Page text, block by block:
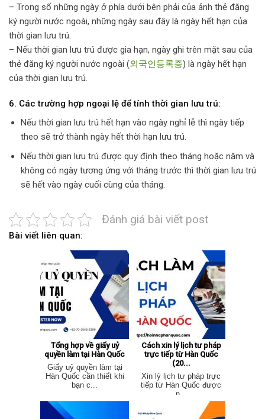
– Trong số những ngày ở phía dưới bên phải của ảnh thẻ đăng
ký người nước ngoài, những ngày sau đây là ngày hết hạn của
thời gian lưu trú.
– Nếu thời gian lưu trú được gia hạn, ngày ghi trên mặt sau của
thẻ đăng ký người nước ngoài (외국인등록증) là ngày hết hạn
của thời gian lưu trú.
6. Các trường hợp ngoại lệ để tính thời gian lưu trú:
Nếu thời gian lưu trú hết hạn vào ngày nghỉ lễ thì ngày tiếp
theo sẽ trở thành ngày hết thời hạn lưu trú.
Nếu thời gian lưu trú được quy định theo tháng hoặc năm và
không có ngày tương ứng với tháng trước thì thời gian lưu trú
sẽ hết vào ngày cuối cùng của tháng.
Đánh giá bài viết post
Bài viết liên quan:
Tổng hợp về giấy uỷ
quyền làm tại Hàn Quốc
Giấy uỷ quyền làm tại
Hàn Quốc cần thiết khi
bạn c...
Cách xin lý lịch tư pháp
trực tiếp từ Hàn Quốc
(20...
Xin lý lịch tư pháp trực
tiếp từ Hàn Quốc được
n...